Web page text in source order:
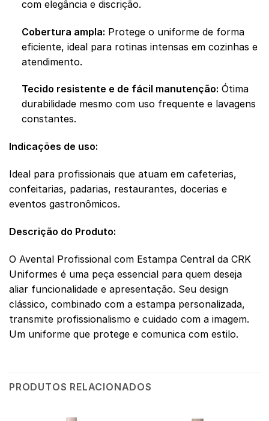
com elegância e discrição.
Cobertura ampla: Protege o uniforme de forma
eficiente, ideal para rotinas intensas em cozinhas e
atendimento.
Tecido resistente e de fácil manutenção: Ótima
durabilidade mesmo com uso frequente e lavagens
constantes.
Indicações de uso:
Ideal para profissionais que atuam em cafeterias,
confeitarias, padarias, restaurantes, docerias e
eventos gastronômicos.
Descrição do Produto:
O Avental Profissional com Estampa Central da CRK
Uniformes é uma peça essencial para quem deseja
aliar funcionalidade e apresentação. Seu design
clássico, combinado com a estampa personalizada,
transmite profissionalismo e cuidado com a imagem.
Um uniforme que protege e comunica com estilo.
PRODUTOS RELACIONADOS